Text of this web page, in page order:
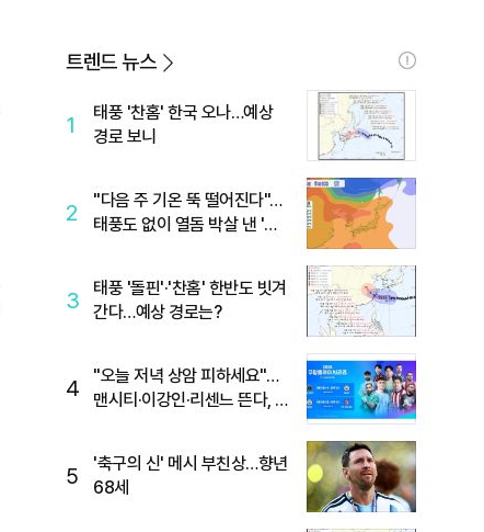
트렌드 뉴스
1
태풍 '찬홈' 한국 오나…예상
경로 보니
2
"다음 주 기온 뚝 떨어진다"…
태풍도 없이 열돔 박살 낸 '이
3
태풍 '돌핀'·'찬홈' 한반도 빗겨
간다…예상 경로는?
4
"오늘 저녁 상암 피하세요"…
맨시티·이강인·리센느 뜬다, 6
5
'축구의 신' 메시 부친상…향년
68세